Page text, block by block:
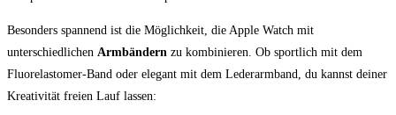
Besonders spannend⁣ ist⁤ die Möglichkeit, die Apple Watch mit
unterschiedlichen Armbändern zu kombinieren. ​Ob sportlich mit dem
Fluorelastomer-Band oder elegant mit dem Lederarmband, du kannst​ deiner
Kreativität freien ⁢Lauf lassen: